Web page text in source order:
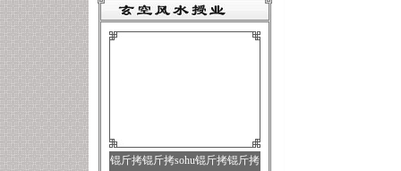
锟斤拷锟斤拷sohu锟斤拷锟斤拷